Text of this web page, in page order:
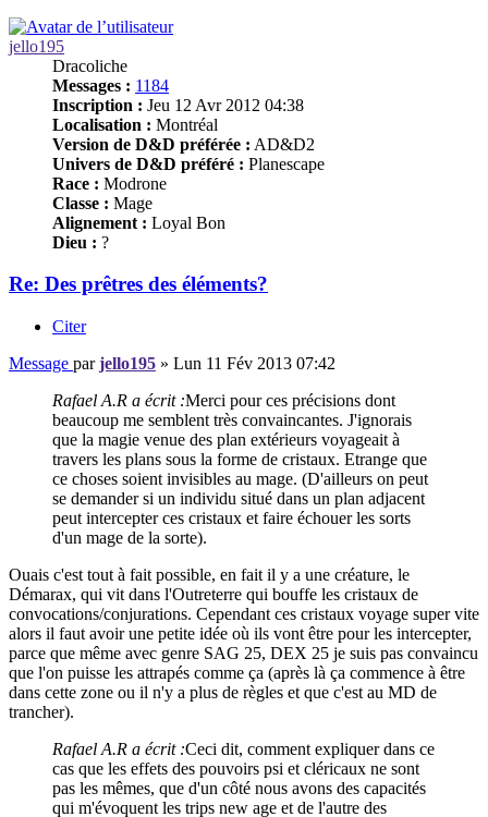
jello195
Dracoliche
Messages : 1184
Inscription : Jeu 12 Avr 2012 04:38
Localisation : Montréal
Version de D&D préférée : AD&D2
Univers de D&D préféré : Planescape
Race : Modrone
Classe : Mage
Alignement : Loyal Bon
Dieu : ?
Re: Des prêtres des éléments?
Citer
Message parjello195 » Lun 11 Fév 2013 07:42
Rafael A.R a écrit :Merci pour ces précisions dont
beaucoup me semblent très convaincantes. J'ignorais
que la magie venue des plan extérieurs voyageait à
travers les plans sous la forme de cristaux. Etrange que
ce choses soient invisibles au mage. (D'ailleurs on peut
se demander si un individu situé dans un plan adjacent
peut intercepter ces cristaux et faire échouer les sorts
d'un mage de la sorte).
Ouais c'est tout à fait possible, en fait il y a une créature, le
Démarax, qui vit dans l'Outreterre qui bouffe les cristaux de
convocations/conjurations. Cependant ces cristaux voyage super vite
alors il faut avoir une petite idée où ils vont être pour les intercepter,
parce que même avec genre SAG 25, DEX 25 je suis pas convaincu
que l'on puisse les attrapés comme ça (après là ça commence à être
dans cette zone ou il n'y a plus de règles et que c'est au MD de
trancher).
Rafael A.R a écrit :Ceci dit, comment expliquer dans ce
cas que les effets des pouvoirs psi et cléricaux ne sont
pas les mêmes, que d'un côté nous avons des capacités
qui m'évoquent les trips new age et de l'autre des